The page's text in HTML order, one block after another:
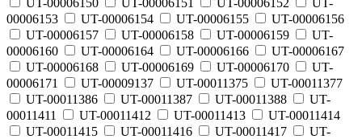
UT-00006150
UT-00006151 UT-00006152
UT-
00006153
UT-00006154 UT-00006155
UT-00006156
UT-00006157
UT-00006158 UT-00006159
UT-
00006160
UT-00006164 UT-00006166
UT-00006167
UT-00006168
UT-00006169 UT-00006170
UT-
00006171
UT-00009137 UT-00011375
UT-00011377
UT-00011386
UT-00011387 UT-00011388
UT-
00011411
UT-00011412 UT-00011413
UT-00011414
UT-00011415
UT-00011416 UT-00011417
UT-